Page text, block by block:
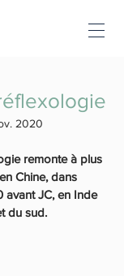
2020
remonte à plus
Chine, dans
avant JC, en Inde
du sud.